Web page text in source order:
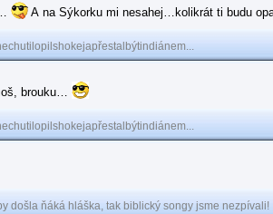
A na Sýkorku mi nesahej…kolikrát ti budu
brouku…
došla ňáká hláška, tak biblický songy jsme nezpívali!